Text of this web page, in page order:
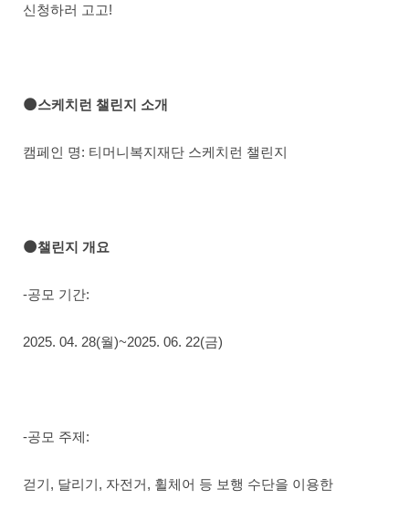
신청하러 고고!
🌑스케치런 챌린지 소개
캠페인 명: 티머니복지재단 스케치런 챌린지
🌑챌린지 개요
-공모 기간:
2025. 04. 28(월)~2025. 06. 22(금)
-공모 주제:
걷기, 달리기, 자전거, 휠체어 등 보행 수단을 이용한